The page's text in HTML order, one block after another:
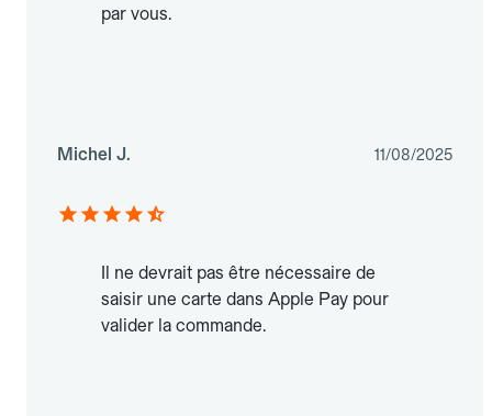
par vous.
Michel J. 11/08/2025
Il ne devrait pas être nécessaire de
saisir une carte dans Apple Pay pour
valider la commande.